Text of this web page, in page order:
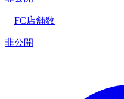
FC店舗数
非公開